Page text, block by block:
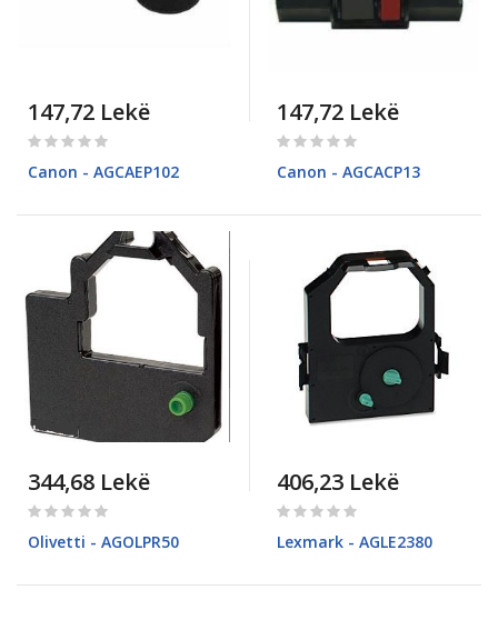
147,72 Lekë
Rating:
Canon - AGCAEP102
147,72 Lekë
Rating:
Canon - AGCACP13
344,68 Lekë
Rating:
Olivetti - AGOLPR50
406,23 Lekë
Rating:
Lexmark - AGLE2380